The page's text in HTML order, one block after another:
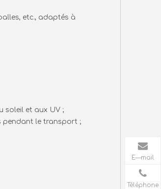
etc., adaptés à
soleil et aux UV ;
pendant le transport ;
E—mail
Téléphone